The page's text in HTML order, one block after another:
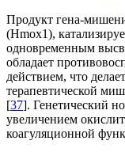
Продукт гена-
(Hmox1),
одновременным
обладает
действием, что
терапевтической
[37]. Генетический
увеличением
коагуляционной